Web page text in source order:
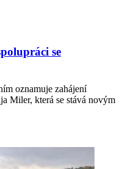
se
oznamuje zahájení
Miler, která se stává novým